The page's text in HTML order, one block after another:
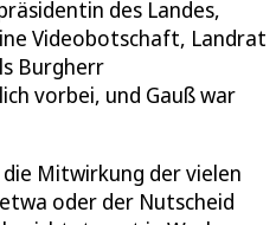
des Landes,
Videobotschaft, Landrat
Burgherr
vorbei, und Gauß war
Mitwirkung der vielen
oder der Nutscheid